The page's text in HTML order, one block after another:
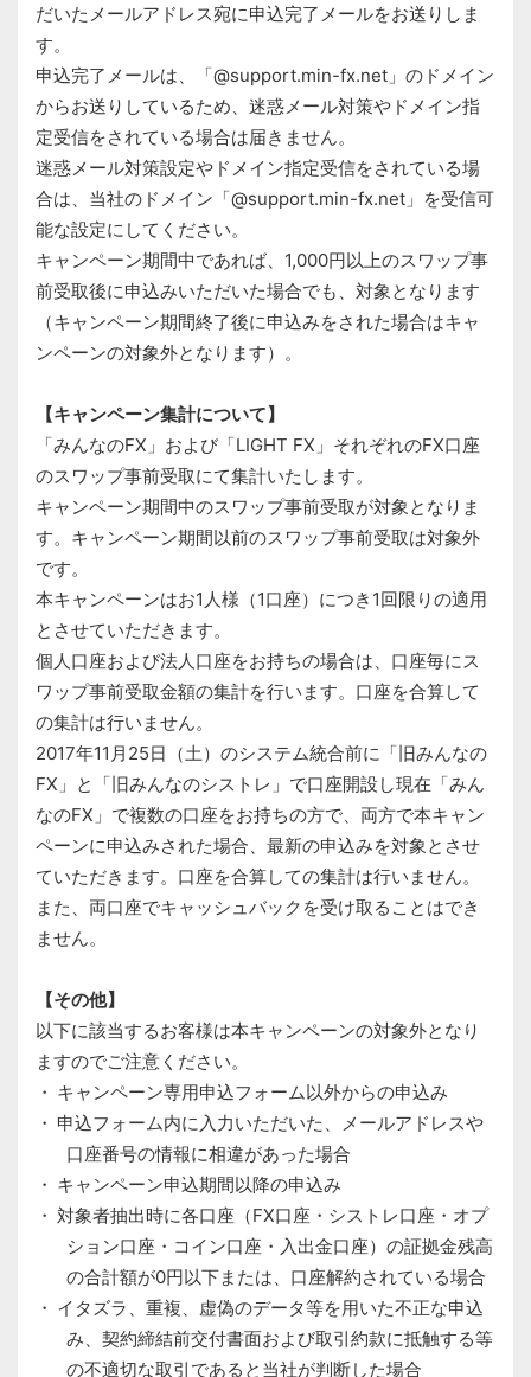
だいたメールアドレス宛に申込完了メールをお送りしま
す。
申込完了メールは、「@support.min-fx.net」のドメイン
からお送りしているため、迷惑メール対策やドメイン指
定受信をされている場合は届きません。
迷惑メール対策設定やドメイン指定受信をされている場
合は、当社のドメイン「@support.min-fx.net」を受信可
能な設定にしてください。
キャンペーン期間中であれば、1,000円以上のスワップ事
前受取後に申込みいただいた場合でも、対象となります
（キャンペーン期間終了後に申込みをされた場合はキャ
ンペーンの対象外となります）。
【キャンペーン集計について】
「みんなのFX」および「LIGHT FX」それぞれのFX口座
のスワップ事前受取にて集計いたします。
キャンペーン期間中のスワップ事前受取が対象となりま
す。キャンペーン期間以前のスワップ事前受取は対象外
です。
本キャンペーンはお1人様（1口座）につき1回限りの適用
とさせていただきます。
個人口座および法人口座をお持ちの場合は、口座毎にス
ワップ事前受取金額の集計を行います。口座を合算して
の集計は行いません。
2017年11月25日（土）のシステム統合前に「旧みんなの
FX」と「旧みんなのシストレ」で口座開設し現在「みん
なのFX」で複数の口座をお持ちの方で、両方で本キャン
ペーンに申込みされた場合、最新の申込みを対象とさせ
ていただきます。口座を合算しての集計は行いません。
また、両口座でキャッシュバックを受け取ることはでき
ません。
【その他】
以下に該当するお客様は本キャンペーンの対象外となり
ますのでご注意ください。
キャンペーン専用申込フォーム以外からの申込み
申込フォーム内に入力いただいた、メールアドレスや
口座番号の情報に相違があった場合
キャンペーン申込期間以降の申込み
対象者抽出時に各口座（FX口座・シストレ口座・オプ
ション口座・コイン口座・入出金口座）の証拠金残高
の合計額が0円以下または、口座解約されている場合
イタズラ、重複、虚偽のデータ等を用いた不正な申込
み、契約締結前交付書面および取引約款に抵触する等
の不適切な取引であると当社が判断した場合